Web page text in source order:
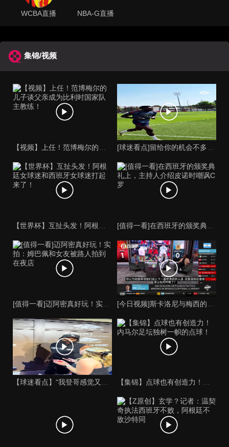
WCBA直播 NBA-G直播
集锦/视频